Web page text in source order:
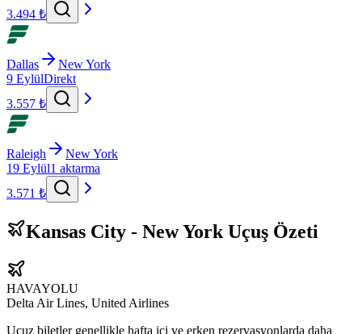
3.494 ₺
Dallas
New York
9 EylülDirekt
3.557 ₺
Raleigh
New York
19 Eylül1 aktarma
3.571 ₺
Kansas City - New York Uçuş Özeti
HAVAYOLU
Delta Air Lines, United Airlines
Ucuz biletler genellikle hafta içi ve erken rezervasyonlarda daha